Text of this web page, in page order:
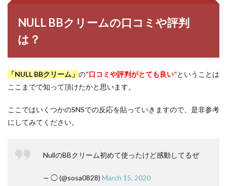
NULL BBクリームの口コミや評判
は？
「NULL BBクリーム」 の“口コミや評判がとても良い”ということは
ここまでで知って頂けたかと思います。
ここではいくつかのSNSでの反応を貼っていきますので、是非参考
にしてみてください。
NullのBBクリーム初めて使ったけど感動してるぜ
— ◯ (@sosa0828) March 15, 2020